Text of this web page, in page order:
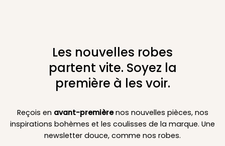
Les nouvelles robes
partent vite. Soyez la
première à les voir.
Reçois en avant-premièrenos nouvelles pièces, nos
inspirations bohèmes et les coulisses de la marque. Une
newsletter douce, comme nos robes.